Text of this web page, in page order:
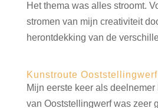
Het thema was alles stroomt.
stromen van mijn creativiteit
herontdekking van de
Kunstroute
Mijn eerste keer als
van Ooststellingwerf was zeer